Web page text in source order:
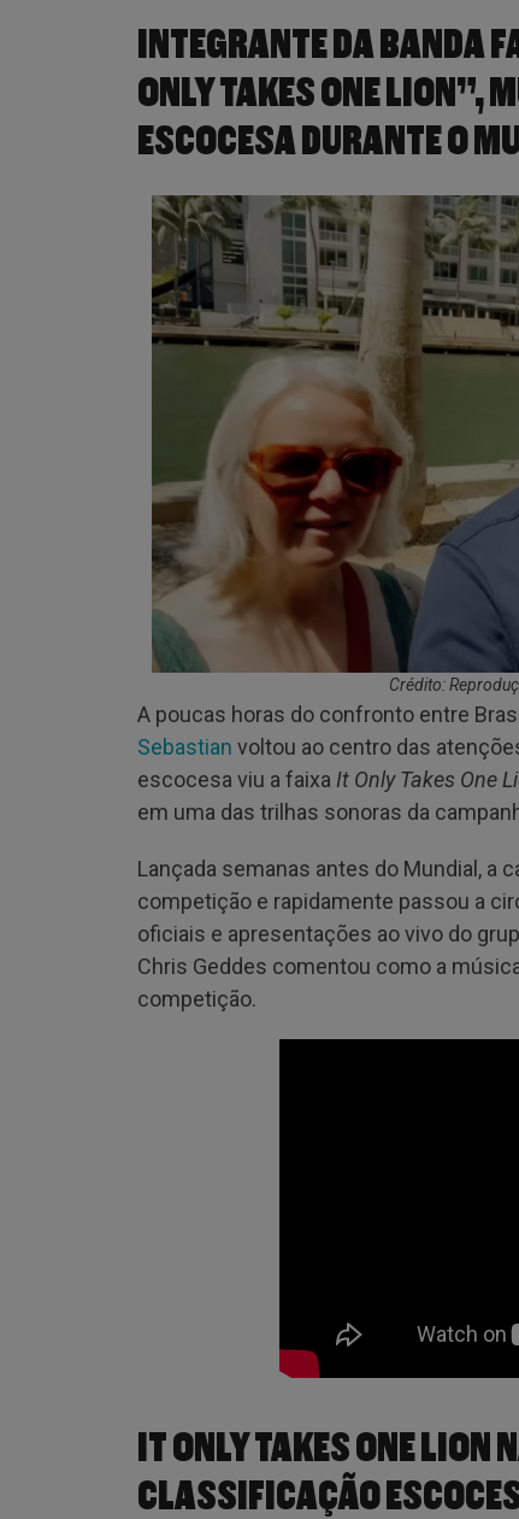
INTEGRANTE DA BANDA
ONLY TAKES ONE LION”,
ESCOCESA DURANTE O
Crédito:
A poucas horas do confronto entre
Sebastian voltou ao centro das
escocesa viu a faixa It Only Takes One
em uma das trilhas sonoras da
Lançada semanas antes do Mundial, a
competição e rapidamente passou a
oficiais e apresentações ao vivo do
Chris Geddes comentou como a
competição.
IT ONLY TAKES ONE LION
CLASSIFICAÇÃO